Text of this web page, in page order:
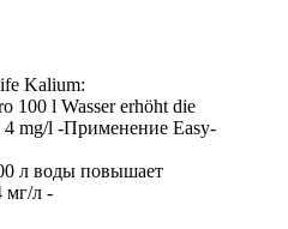
Kalium:
100 l Wasser erhöht die
mg/l -Применение Easy-
л воды повышает
мг/л -